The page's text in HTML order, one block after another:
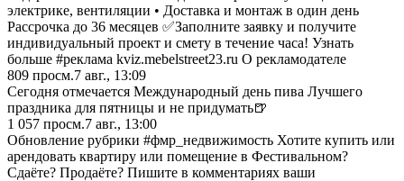
электрике, вентиляции • Доставка и монтаж в один день
Рассрочка до 36 месяцев ✅Заполните заявку и получите
индивидуальный проект и смету в течение часа! Узнать
больше #реклама kviz.mebelstreet23.ru О рекламодателе
809 просм.7 авг., 13:09
Сегодня отмечается Международный день пива Лучшего
праздника для пятницы и не придумать🍺
1 057 просм.7 авг., 13:00
Обновление рубрики #фмр_недвижимость Хотите купить или
арендовать квартиру или помещение в Фестивальном?
Сдаёте? Продаёте? Пишите в комментариях ваши